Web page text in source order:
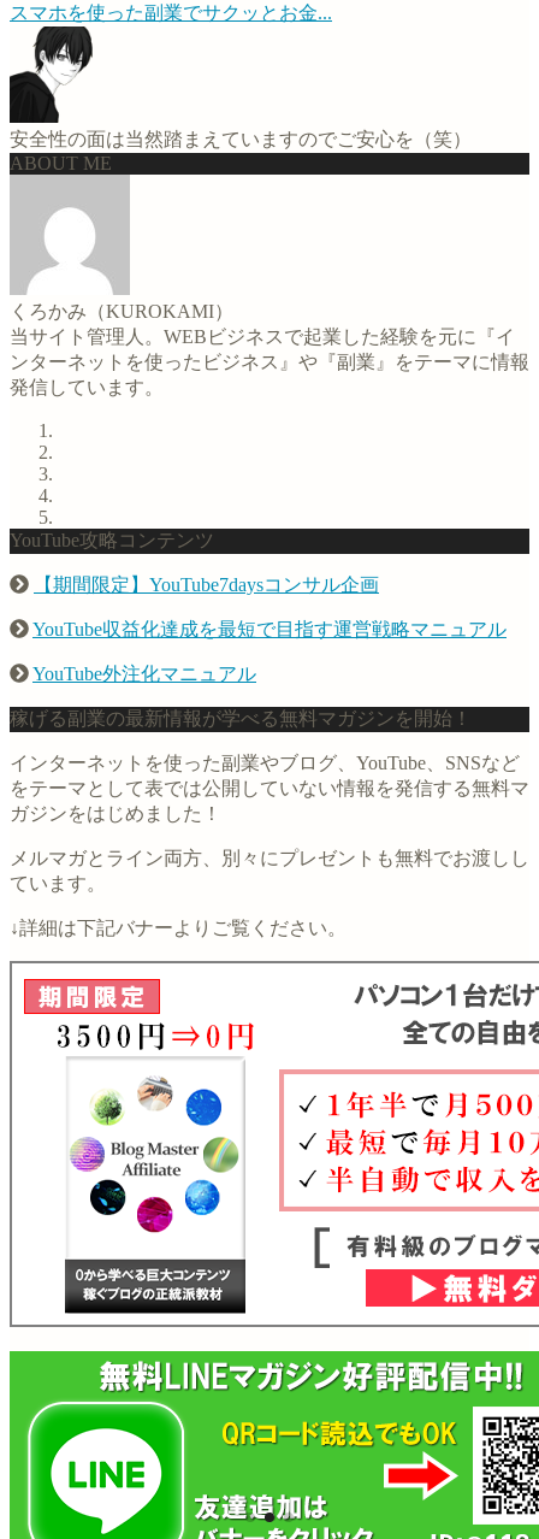
スマホを使った副業でサクッとお金...
安全性の面は当然踏まえていますのでご安心を（笑）
ABOUT ME
くろかみ（KUROKAMI）
当サイト管理人。WEBビジネスで起業した経験を元に『イ
ンターネットを使ったビジネス』や『副業』をテーマに情報
発信しています。
YouTube攻略コンテンツ
【期間限定】YouTube7daysコンサル企画
YouTube収益化達成を最短で目指す運営戦略マニュアル
YouTube外注化マニュアル
稼げる副業の最新情報が学べる無料マガジンを開始！
インターネットを使った副業やブログ、YouTube、SNSなど
をテーマとして表では公開していない情報を発信する無料マ
ガジンをはじめました！
メルマガとライン両方、別々にプレゼントも無料でお渡しし
ています。
↓詳細は下記バナーよりご覧ください。